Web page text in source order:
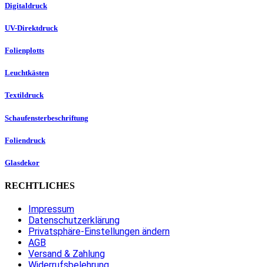
Digitaldruck
UV-Direktdruck
Folienplotts
Leuchtkästen
Textildruck
Schaufensterbeschriftung
Foliendruck
Glasdekor
RECHTLICHES
Impressum
Datenschutzerklärung
Privatsphäre-Einstellungen ändern
AGB
Versand & Zahlung